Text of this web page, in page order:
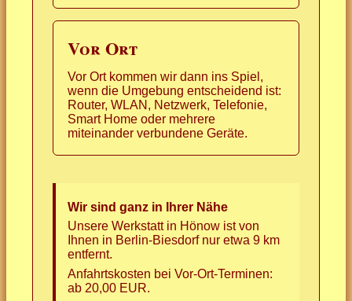
Vor Ort
Vor Ort kommen wir dann ins Spiel,
wenn die Umgebung entscheidend ist:
Router, WLAN, Netzwerk, Telefonie,
Smart Home oder mehrere
miteinander verbundene Geräte.
Wir sind ganz in Ihrer Nähe
Unsere Werkstatt in Hönow ist von
Ihnen in Berlin-Biesdorf nur etwa 9 km
entfernt.
Anfahrtskosten bei Vor-Ort-Terminen:
ab 20,00 EUR.